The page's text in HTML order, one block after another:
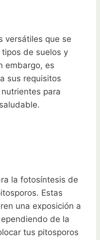
versátiles que se
de suelos y
embargo, es
sus requisitos
para
la fotosíntesis de
Estas
una exposición a
de la
tus pitosporos